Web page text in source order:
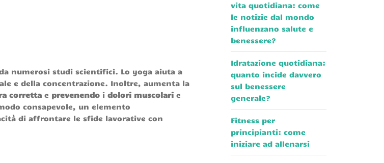
numerosi studi scientifici. Lo yoga aiuta a
e della concentrazione. Inoltre, aumenta la
corretta e prevenendo i dolori muscolari e
consapevole, un elemento
di affrontare le sfide lavorative con
vita quotidiana: come
le notizie dal mondo
influenzano salute e
benessere?
Idratazione quotidiana:
quanto incide davvero
sul benessere
generale?
Fitness per
principianti: come
iniziare ad allenarsi